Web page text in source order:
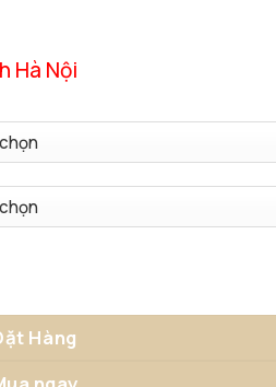
Hà Nội
Đồng Nghệ Thuật số lượng
Hàng